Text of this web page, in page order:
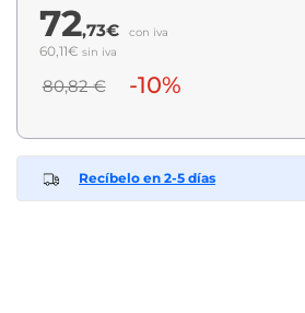
72,73€ con iva
60,11€ sin iva
80,82 € -10%
Recíbelo en 2-5 días